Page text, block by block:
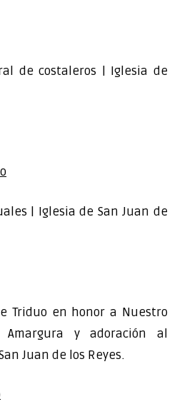
de costaleros | Iglesia de
| Iglesia de San Juan de
Triduo en honor a Nuestro
y adoración al
Juan de los Reyes.